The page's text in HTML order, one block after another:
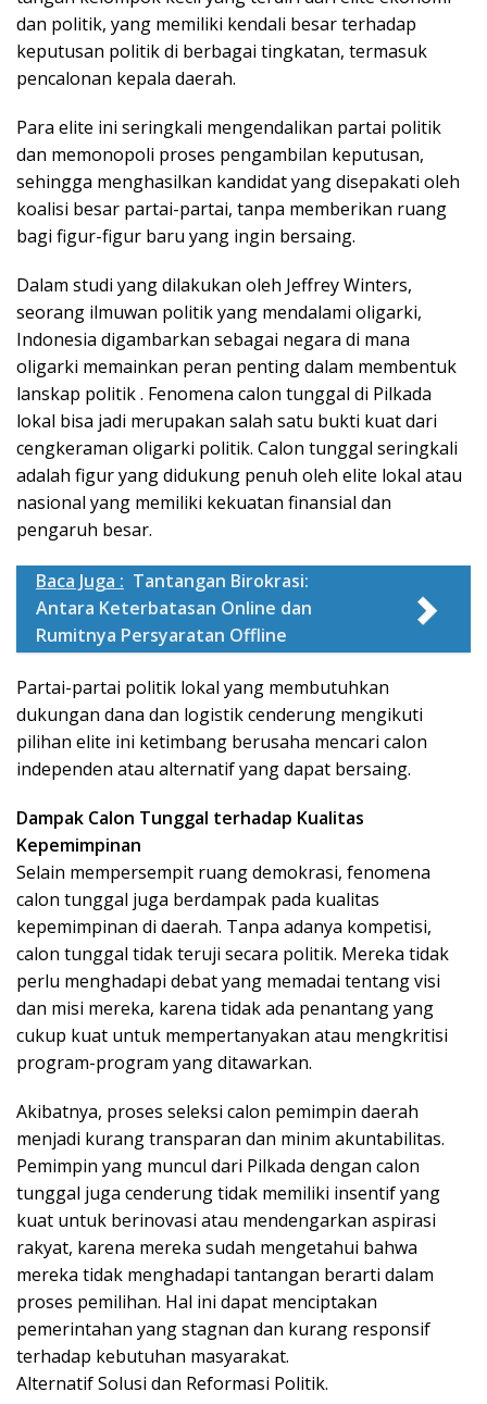
dan politik, yang memiliki kendali besar terhadap
keputusan politik di berbagai tingkatan, termasuk
pencalonan kepala daerah.
Para elite ini seringkali mengendalikan partai politik
dan memonopoli proses pengambilan keputusan,
sehingga menghasilkan kandidat yang disepakati oleh
koalisi besar partai-partai, tanpa memberikan ruang
bagi figur-figur baru yang ingin bersaing.
Dalam studi yang dilakukan oleh Jeffrey Winters,
seorang ilmuwan politik yang mendalami oligarki,
Indonesia digambarkan sebagai negara di mana
oligarki memainkan peran penting dalam membentuk
lanskap politik . Fenomena calon tunggal di Pilkada
lokal bisa jadi merupakan salah satu bukti kuat dari
cengkeraman oligarki politik. Calon tunggal seringkali
adalah figur yang didukung penuh oleh elite lokal atau
nasional yang memiliki kekuatan finansial dan
pengaruh besar.
Baca Juga : Tantangan Birokrasi:
Antara Keterbatasan Online dan
Rumitnya Persyaratan Offline
Partai-partai politik lokal yang membutuhkan
dukungan dana dan logistik cenderung mengikuti
pilihan elite ini ketimbang berusaha mencari calon
independen atau alternatif yang dapat bersaing.
Dampak Calon Tunggal terhadap Kualitas
Kepemimpinan
Selain mempersempit ruang demokrasi, fenomena
calon tunggal juga berdampak pada kualitas
kepemimpinan di daerah. Tanpa adanya kompetisi,
calon tunggal tidak teruji secara politik. Mereka tidak
perlu menghadapi debat yang memadai tentang visi
dan misi mereka, karena tidak ada penantang yang
cukup kuat untuk mempertanyakan atau mengkritisi
program-program yang ditawarkan.
Akibatnya, proses seleksi calon pemimpin daerah
menjadi kurang transparan dan minim akuntabilitas.
Pemimpin yang muncul dari Pilkada dengan calon
tunggal juga cenderung tidak memiliki insentif yang
kuat untuk berinovasi atau mendengarkan aspirasi
rakyat, karena mereka sudah mengetahui bahwa
mereka tidak menghadapi tantangan berarti dalam
proses pemilihan. Hal ini dapat menciptakan
pemerintahan yang stagnan dan kurang responsif
terhadap kebutuhan masyarakat.
Alternatif Solusi dan Reformasi Politik.